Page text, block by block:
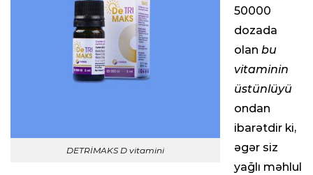
DETRİMAKS D vitamini
50000
dozada
olan bu
vitaminin
üstünlüyü
ondan
ibarətdir ki,
əgər siz
yağlı məhlul